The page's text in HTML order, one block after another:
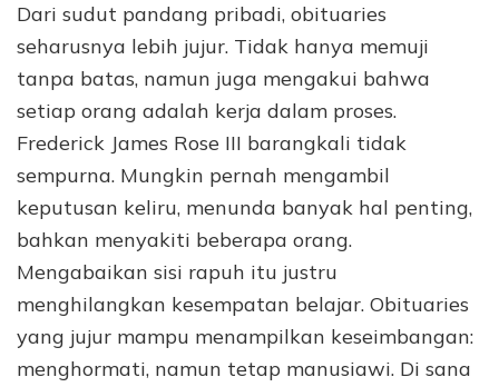
Dari sudut pandang pribadi, obituaries
seharusnya lebih jujur. Tidak hanya memuji
tanpa batas, namun juga mengakui bahwa
setiap orang adalah kerja dalam proses.
Frederick James Rose III barangkali tidak
sempurna. Mungkin pernah mengambil
keputusan keliru, menunda banyak hal penting,
bahkan menyakiti beberapa orang.
Mengabaikan sisi rapuh itu justru
menghilangkan kesempatan belajar. Obituaries
yang jujur mampu menampilkan keseimbangan:
menghormati, namun tetap manusiawi. Di sana